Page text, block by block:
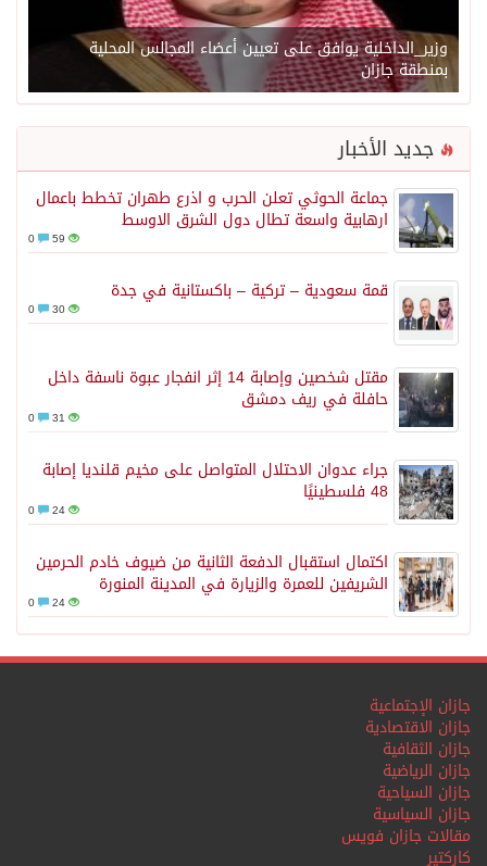
وزير_الداخلية يوافق على تعيين أعضاء المجالس المحلية
بمنطقة جازان
جديد الأخبار
جماعة الحوثي تعلن الحرب و اذرع طهران تخطط باعمال
ارهابية واسعة تطال دول الشرق الاوسط
59
قمة سعودية – تركية – باكستانية في جدة
30
مقتل شخصين وإصابة 14 إثر انفجار عبوة ناسفة داخل
حافلة في ريف دمشق
31
جراء عدوان الاحتلال المتواصل على مخيم قلنديا إصابة
48 فلسطينيًا
24
اكتمال استقبال الدفعة الثانية من ضيوف خادم الحرمين
الشريفين للعمرة والزيارة في المدينة المنورة
24
جازان الإجتماعية
جازان الاقتصادية
جازان الثقافية
جازان الرياضية
جازان السياحية
جازان السياسية
مقالات جازان فويس
كاركتير